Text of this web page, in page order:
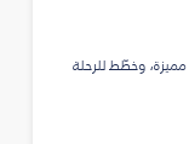
وخطّط للرحلة